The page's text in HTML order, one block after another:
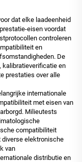
dat elke laadeenheid
eisen voordat
controleren
en
De
kalibratieverificatie en
prestaties over alle
internationale
met eisen van
Milieutests
compatibiliteit
diverse elektronische
van
distributie en